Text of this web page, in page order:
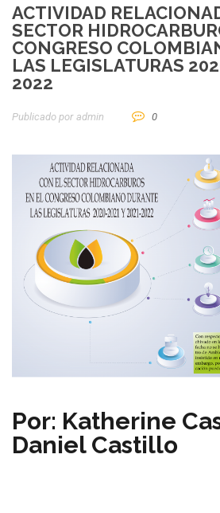
ACTIVIDAD
SECTOR
CONGRESO
LAS LEGISLATURAS
2022
Publicado por Admin 0
Por: Katherine
Daniel Castillo